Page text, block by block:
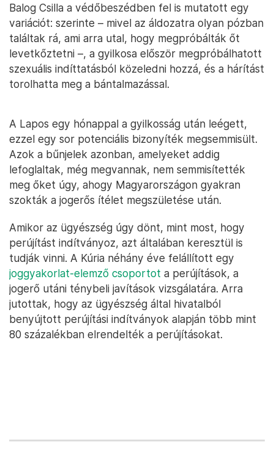
Balog Csilla a védőbeszédben fel is mutatott egy
variációt: szerinte – mivel az áldozatra olyan pózban
találtak rá, ami arra utal, hogy megpróbálták őt
levetkőztetni –, a gyilkosa először megpróbálhatott
szexuális indíttatásból közeledni hozzá, és a hárítást
torolhatta meg a bántalmazással.
A Lapos egy hónappal a gyilkosság után leégett,
ezzel egy sor potenciális bizonyíték megsemmisült.
Azok a bűnjelek azonban, amelyeket addig
lefoglaltak, még megvannak, nem semmisítették
meg őket úgy, ahogy Magyarországon gyakran
szokták a jogerős ítélet megszületése után.
Amikor az ügyészség úgy dönt, mint most, hogy
perújítást indítványoz, azt általában keresztül is
tudják vinni. A Kúria néhány éve felállított egy
joggyakorlat-elemző csoportot a perújítások, a
jogerő utáni ténybeli javítások vizsgálatára. Arra
jutottak, hogy az ügyészség által hivatalból
benyújtott perújítási indítványok alapján több mint
80 százalékban elrendelték a perújításokat.